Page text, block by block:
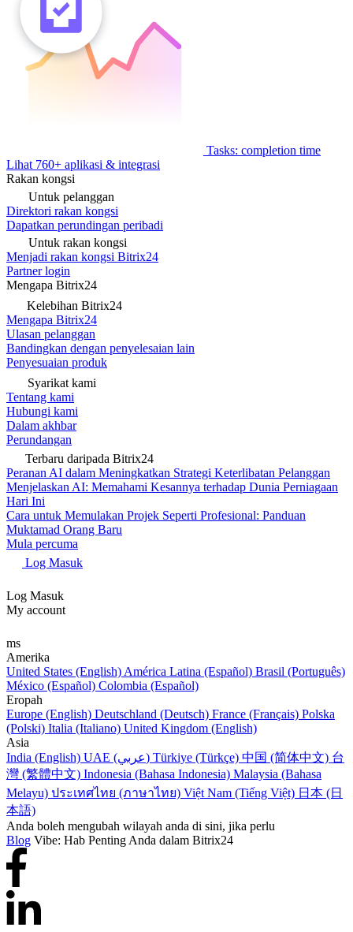
Tasks: completion time
Lihat 760+ aplikasi & integrasi
Rakan kongsi
Untuk pelanggan
Direktori rakan kongsi
Dapatkan perundingan peribadi
Untuk rakan kongsi
Menjadi rakan kongsi Bitrix24
Partner login
Mengapa Bitrix24
Kelebihan Bitrix24
Mengapa Bitrix24
Ulasan pelanggan
Bandingkan dengan penyelesaian lain
Penyesuaian produk
Syarikat kami
Tentang kami
Hubungi kami
Dalam akhbar
Perundangan
Terbaru daripada Bitrix24
Peranan AI dalam Meningkatkan Strategi Keterlibatan Pelanggan
Menjelaskan AI: Memahami Kesannya terhadap Dunia Perniagaan
Hari Ini
Cara untuk Memulakan Projek Seperti Profesional: Panduan
Muktamad Orang Baru
Mula percuma
Log Masuk
Log Masuk
My account
ms
Amerika
United States (English) América Latina (Español) Brasil (Português)
México (Español) Colombia (Español)
Eropah
Europe (English) Deutschland (Deutsch) France (Français) Polska
(Polski) Italia (Italiano) United Kingdom (English)
Asia
India (English)
UAE (عربي) Türkiye (Türkçe) 中国 (简体中文) 台
灣 (繁體中文) Indonesia (Bahasa Indonesia) Malaysia (Bahasa
Melayu) ประเทศไทย (ภาษาไทย) Việt Nam (Tiếng Việt) 日本 (日
本語)
Anda boleh mengubah wilayah anda di sini, jika perlu
Blog Vibe: Hab Penting Anda dalam Bitrix24